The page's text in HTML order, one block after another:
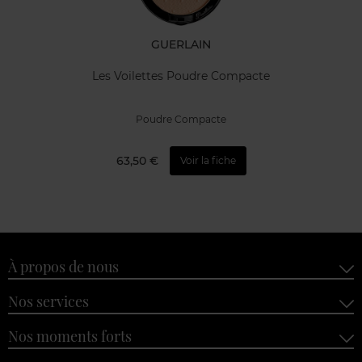
GUERLAIN
Les Voilettes Poudre Compacte
Poudre Compacte
63,50 € Voir la fiche
À propos de nous
Nos services
Nos moments forts